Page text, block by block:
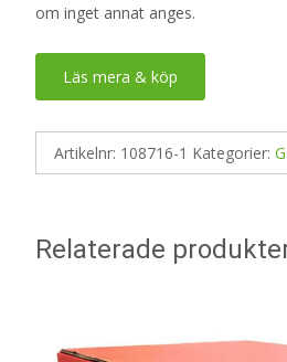
om inget annat anges.
Läs mera & köp
Artikelnr: 108716-1 Kategorier:
Relaterade